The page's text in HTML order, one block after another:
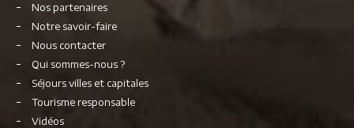
Nos partenaires
Notre savoir-faire
Nous contacter
Qui sommes-nous ?
Séjours villes et capitales
Tourisme responsable
Vidéos